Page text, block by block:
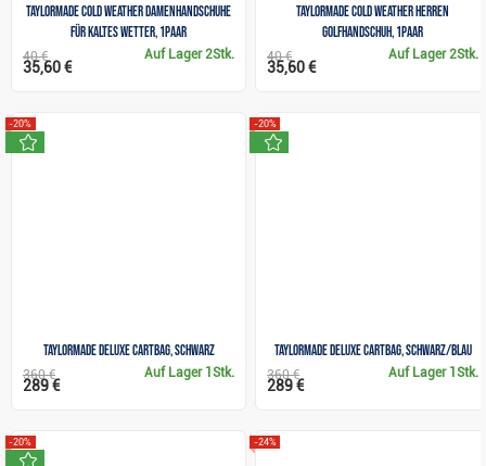
TaylorMade Cold Weather Damenhandschuhe
für kaltes Wetter, 1Paar
Auf Lager 2Stk.
40 €
35,60 €
TaylorMade Cold Weather Herren
Golfhandschuh, 1Paar
Auf Lager 2Stk.
40 €
35,60 €
TaylorMade Deluxe Cartbag, schwarz
-20%
Auf Lager 1Stk.
360 €
289 €
TaylorMade Deluxe Cartbag, schwarz/blau
-20%
Auf Lager 1Stk.
360 €
289 €
-20% -24%